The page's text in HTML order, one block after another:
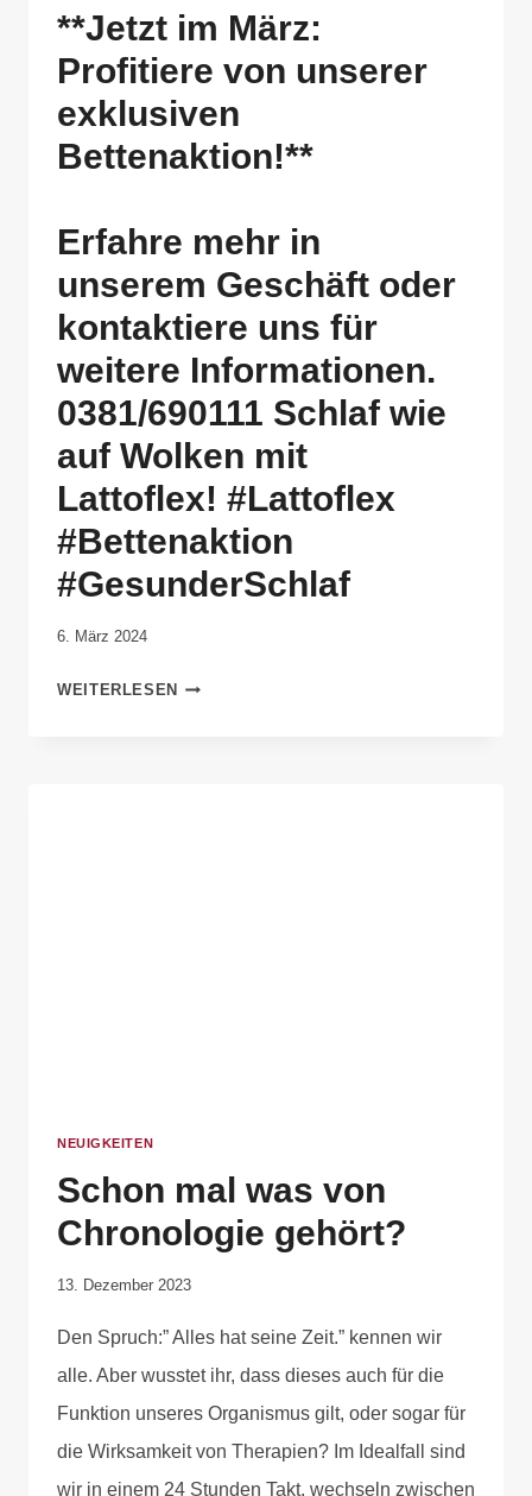
**Jetzt im März:
Profitiere von unserer
exklusiven
Bettenaktion!**
Erfahre mehr in
unserem Geschäft oder
kontaktiere uns für
weitere Informationen.
0381/690111 Schlaf wie
auf Wolken mit
Lattoflex! #Lattoflex
#Bettenaktion
#GesunderSchlaf
Von
Krause
6. März 2024
WEITERLESEN
NEUIGKEITEN
Schon mal was von
Chronologie gehört?
Von
Plotz
13. Dezember 2023
Den Spruch:” Alles hat seine Zeit.” kennen wir
alle. Aber wusstet ihr, dass dieses auch für die
Funktion unseres Organismus gilt, oder sogar für
die Wirksamkeit von Therapien? Im Idealfall sind
wir in einem 24 Stunden Takt, wechseln zwischen